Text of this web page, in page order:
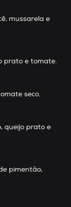
mussarela e
prato e tomate.
seco.
queijo prato e
pimentão,